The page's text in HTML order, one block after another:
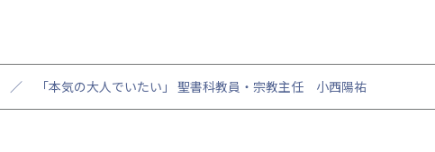
／ 「本気の大人でいたい」 聖書科教員・宗教主任 小西陽祐